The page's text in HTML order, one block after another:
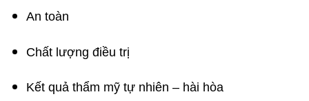
An toàn
Chất lượng điều trị
Kết quả thẩm mỹ tự nhiên – hài hòa